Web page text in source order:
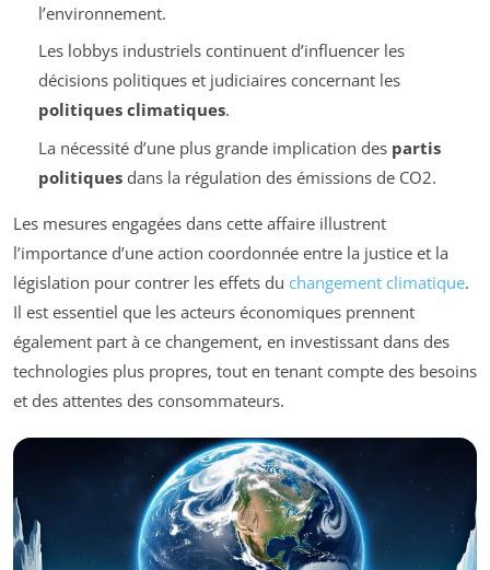
l’environnement.
Les lobbys industriels continuent d’influencer les
décisions politiques et judiciaires concernant les
politiques climatiques.
La nécessité d’une plus grande implication des partis
politiquesdans la régulation des émissions de CO2.
Les mesures engagées dans cette affaire illustrent
l’importance d’une action coordonnée entre la justice et la
législation pour contrer les effets du changement climatique.
Il est essentiel que les acteurs économiques prennent
également part à ce changement, en investissant dans des
technologies plus propres, tout en tenant compte des besoins
et des attentes des consommateurs.